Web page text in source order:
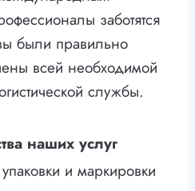
заботятся
были правильно
всей необходимой
службы.
наших услуг
и маркировки